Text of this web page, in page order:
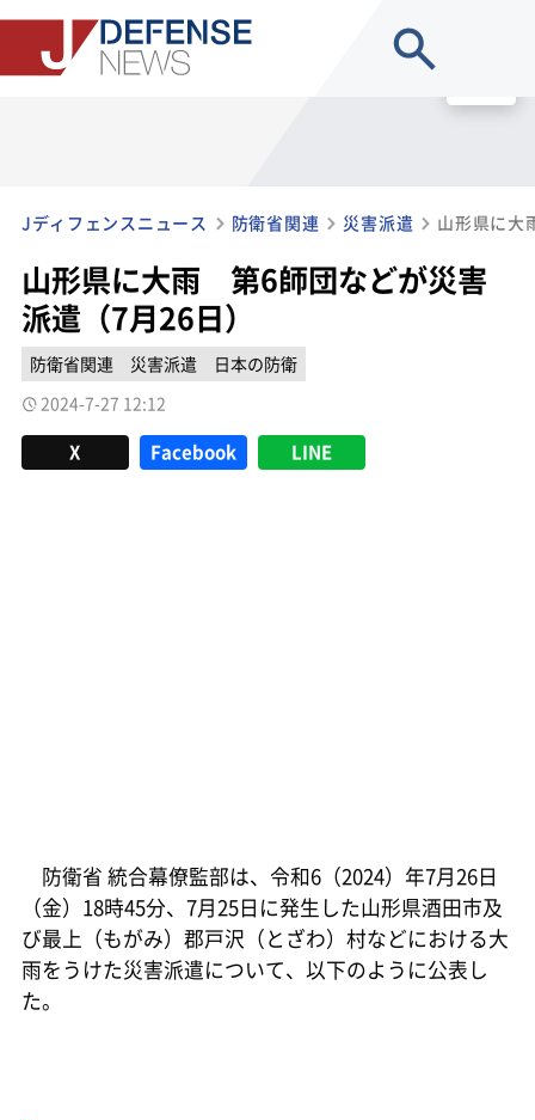
Jディフェンスニュース 防衛省関連 災害派遣 山形県に
山形県に大雨 第6師団などが災害
派遣（7月26日）
防衛省関連 災害派遣
日本の防衛
2024-7-27 12:12
X Facebook LINE
防衛省 統合幕僚監部は、令和6（2024）年7月26日
（金）18時45分、7月25日に発生した山形県酒田市及
び最上（もがみ）郡戸沢（とざわ）村などにおける大
雨をうけた災害派遣について、以下のように公表し
た。